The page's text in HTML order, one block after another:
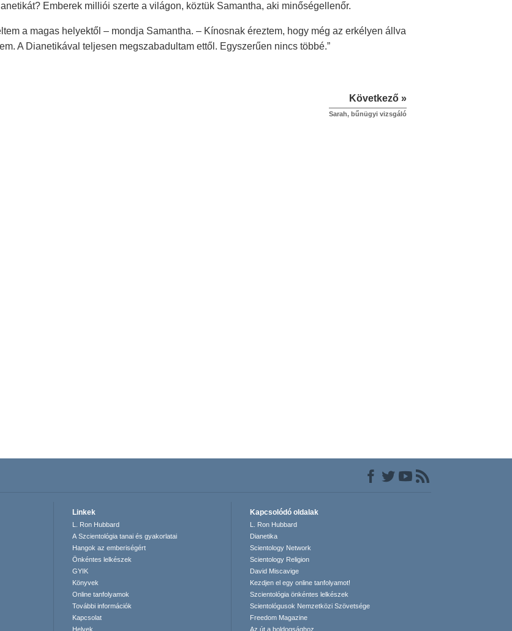
Emberek milliói szerte a világon, köztük Samantha, aki minőségellenőr.
a magas helyektől – mondja Samantha. – Kínosnak éreztem, hogy még az erkélyen állva
A Dianetikával teljesen megszabadultam ettől. Egyszerűen nincs többé.”
Következő »
Sarah, bűnügyi vizsgáló
Linkek
L. Ron Hubbard
A Szcientológia tanai és gyakorlatai
Hangok az emberiségért
Önkéntes lelkészek
GYIK
Könyvek
Online tanfolyamok
További információk
Kapcsolat
Helyek
Kapcsolódó oldalak
L. Ron Hubbard
Dianetika
Scientology Network
Scientology Religion
David Miscavige
Kezdjen el egy online tanfolyamot!
Szcientológia önkéntes lelkészek
Scientológusok Nemzetközi Szövetsége
Freedom Magazine
Az út a boldogsághoz